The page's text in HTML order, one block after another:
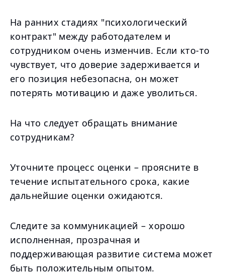
На ранних стадиях "психологический
контракт" между работодателем и
сотрудником очень изменчив. Если кто-то
чувствует, что доверие задерживается и
его позиция небезопасна, он может
потерять мотивацию и даже уволиться.
На что следует обращать внимание
сотрудникам?
Уточните процесс оценки – проясните в
течение испытательного срока, какие
дальнейшие оценки ожидаются.
Следите за коммуникацией – хорошо
исполненная, прозрачная и
поддерживающая развитие система может
быть положительным опытом.